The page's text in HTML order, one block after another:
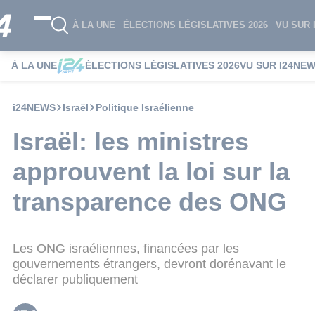
À LA UNE ÉLECTIONS LÉGISLATIVES 2026 VU SUR
À LA UNE ÉLECTIONS LÉGISLATIVES 2026VU SUR
i24NEWS Israël Politique Israélienne
Israël: les ministres
approuvent la loi sur la
transparence des ONG
Les ONG israéliennes, financées par les
gouvernements étrangers, devront dorénavant le
déclarer publiquement